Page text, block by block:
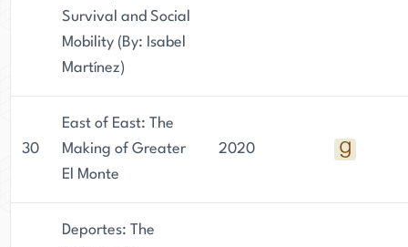
Survival and Social
Mobility (By: Isabel
Martínez)
30
East of East: The
Making of Greater
El Monte
2020
Deportes: The